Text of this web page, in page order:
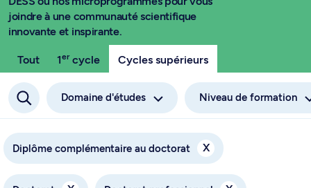
joindre à une communauté scientifique
innovante et inspirante.
Tout 1ercycle Cycles supérieurs
Domaine d'études Niveau de formation
Diplôme complémentaire au doctorat X